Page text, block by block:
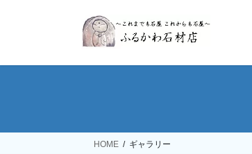
HOME ギャラリー